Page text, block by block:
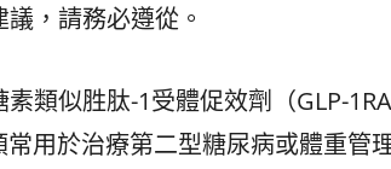
，請務必遵從。
類似胜肽-1受體促效劑（GLP-
用於治療第二型糖尿病或體重管